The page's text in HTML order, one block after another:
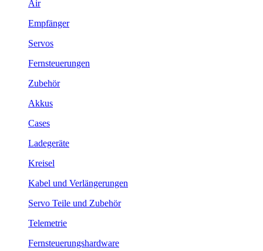
Air
Empfänger
Servos
Fernsteuerungen
Zubehör
Akkus
Cases
Ladegeräte
Kreisel
Kabel und Verlängerungen
Servo Teile und Zubehör
Telemetrie
Fernsteuerungshardware